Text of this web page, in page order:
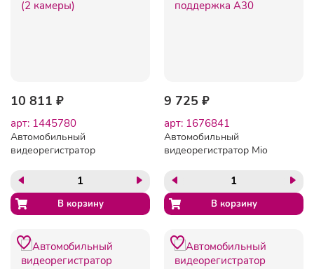
10 811 ₽
арт: 1445780
Автомобильный
видеорегистратор
камеры)
9 725 ₽
арт: 1676841
Автомобильный
видеорегистратор Mio
поддержка A30